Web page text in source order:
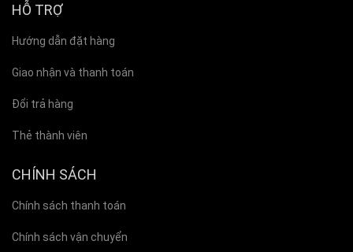
HỖ TRỢ
Hướng dẫn đặt hàng
Giao nhận và thanh toán
Đổi trả hàng
Thẻ thành viên
CHÍNH SÁCH
Chính sách thanh toán
Chính sách vận chuyển